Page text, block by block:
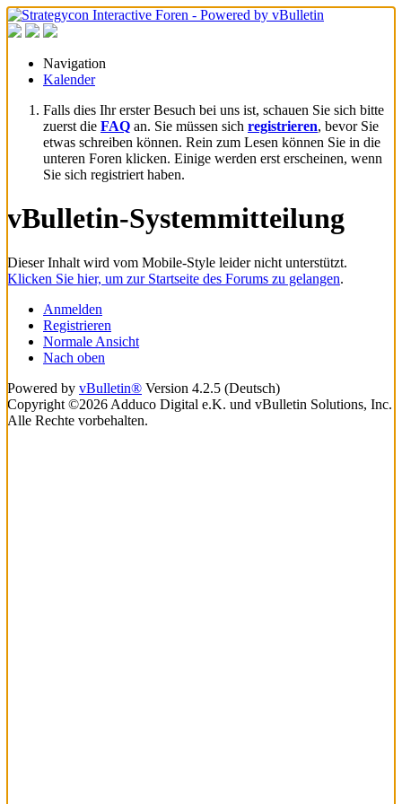
Navigation
Kalender
Falls dies Ihr erster Besuch bei uns ist, schauen Sie sich bitte
zuerst die FAQ an. Sie müssen sich registrieren, bevor Sie
etwas schreiben können. Rein zum Lesen können Sie in die
unteren Foren klicken. Einige werden erst erscheinen, wenn
Sie sich registriert haben.
vBulletin-Systemmitteilung
Dieser Inhalt wird vom Mobile-Style leider nicht unterstützt.
Klicken Sie hier, um zur Startseite des Forums zu gelangen.
Anmelden
Registrieren
Normale Ansicht
Nach oben
Powered by vBulletin® Version 4.2.5 (Deutsch)
Copyright ©2026 Adduco Digital e.K. und vBulletin Solutions, Inc.
Alle Rechte vorbehalten.